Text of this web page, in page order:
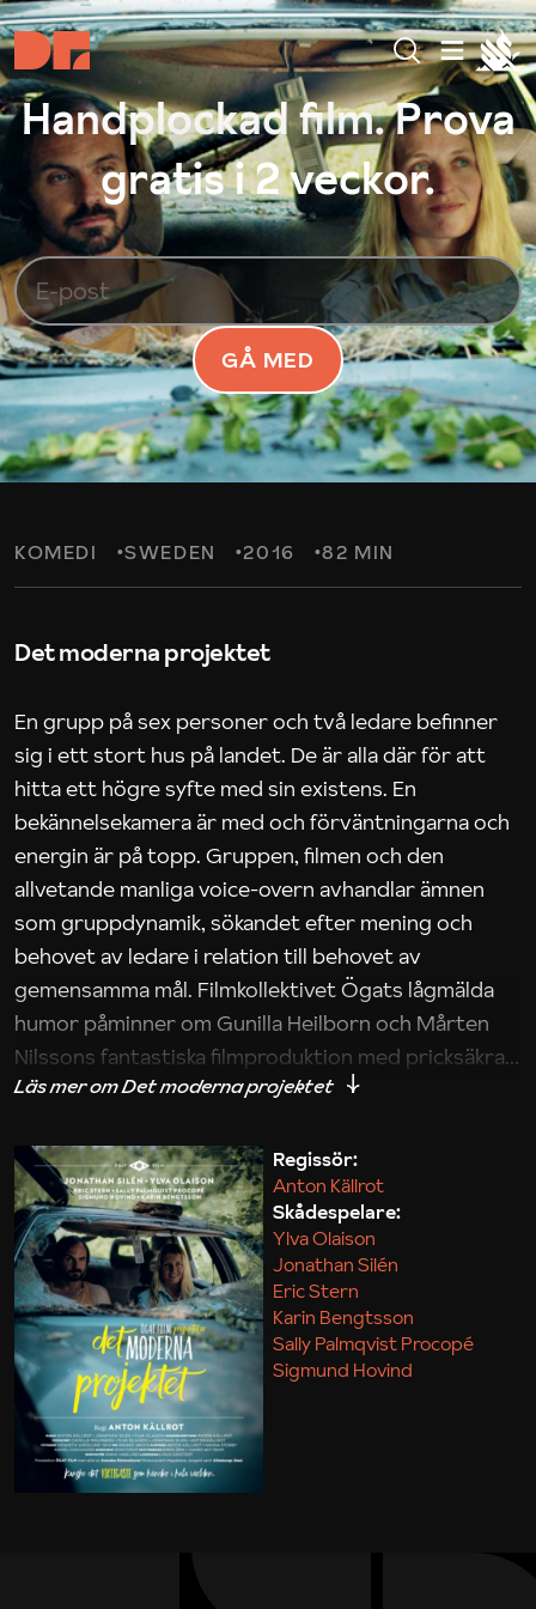
Handplockad film. Prova
gratis i 2 veckor.
GÅ MED
KOMEDI SWEDEN 2016 82 MIN
Det moderna projektet
En grupp på sex personer och två ledare befinner
sig i ett stort hus på landet. De är alla där för att
hitta ett högre syfte med sin existens. En
bekännelsekamera är med och förväntningarna och
energin är på topp. Gruppen, filmen och den
allvetande manliga voice-overn avhandlar ämnen
som gruppdynamik, sökandet efter mening och
behovet av ledare i relation till behovet av
gemensamma mål. Filmkollektivet Ögats lågmälda
humor påminner om Gunilla Heilborn och Mårten
Nilssons fantastiska filmproduktion med pricksäkra
iakttagelser om hur svårt det kan vara att omsätta
Maja Kekonius
Regissör:
Anton Källrot
Skådespelare:
Ylva Olaison
Jonathan Silén
Eric Stern
Karin Bengtsson
Sally Palmqvist Procopé
Sigmund Hovind